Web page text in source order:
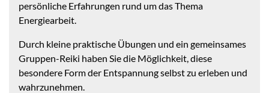
persönliche Erfahrungen rund um das Thema
Energiearbeit.
Durch kleine praktische Übungen und ein gemeinsames
Gruppen-Reiki haben Sie die Möglichkeit, diese
besondere Form der Entspannung selbst zu erleben und
wahrzunehmen.